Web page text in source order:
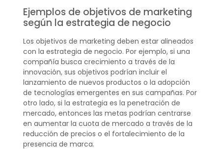
Ejemplos de objetivos de marketing
según la estrategia de negocio
Los objetivos de marketing deben estar alineados
con la estrategia de negocio. Por ejemplo, si una
compañía busca crecimiento a través de la
innovación, sus objetivos podrían incluir el
lanzamiento de nuevos productos o la adopción
de tecnologías emergentes en sus campañas. Por
otro lado, si la estrategia es la penetración de
mercado, entonces las metas podrían centrarse
en aumentar la cuota de mercado a través de la
reducción de precios o el fortalecimiento de la
presencia de marca.